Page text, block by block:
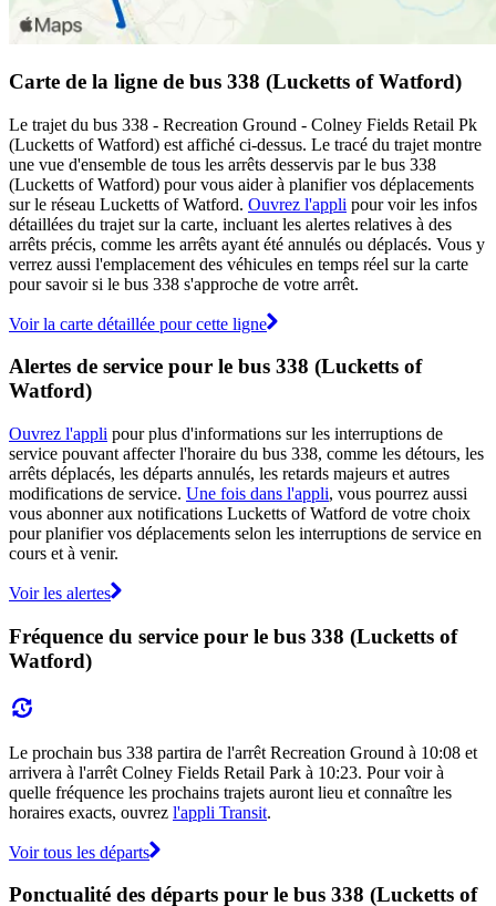
Carte de la ligne de bus 338 (Lucketts of Watford)
Le trajet du bus 338 - Recreation Ground - Colney Fields Retail Pk
(Lucketts of Watford) est affiché ci-dessus. Le tracé du trajet montre
une vue d'ensemble de tous les arrêts desservis par le bus 338
(Lucketts of Watford) pour vous aider à planifier vos déplacements
sur le réseau Lucketts of Watford. Ouvrez l'appli pour voir les infos
détaillées du trajet sur la carte, incluant les alertes relatives à des
arrêts précis, comme les arrêts ayant été annulés ou déplacés. Vous y
verrez aussi l'emplacement des véhicules en temps réel sur la carte
pour savoir si le bus 338 s'approche de votre arrêt.
Voir la carte détaillée pour cette ligne
Alertes de service pour le bus 338 (Lucketts of
Watford)
Ouvrez l'appli pour plus d'informations sur les interruptions de
service pouvant affecter l'horaire du bus 338, comme les détours, les
arrêts déplacés, les départs annulés, les retards majeurs et autres
modifications de service. Une fois dans l'appli, vous pourrez aussi
vous abonner aux notifications Lucketts of Watford de votre choix
pour planifier vos déplacements selon les interruptions de service en
cours et à venir.
Voir les alertes
Fréquence du service pour le bus 338 (Lucketts of
Watford)
Le prochain bus 338 partira de l'arrêt Recreation Ground à 10:08 et
arrivera à l'arrêt Colney Fields Retail Park à 10:23. Pour voir à
quelle fréquence les prochains trajets auront lieu et connaître les
horaires exacts, ouvrez l'appli Transit.
Voir tous les départs
Ponctualité des départs pour le bus 338 (Lucketts of